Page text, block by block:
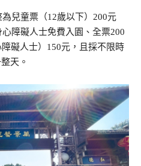
兒童票（12歲以下）200元
心障礙人士免費入園、全票200
礙人士）150元，且採不限時
天。